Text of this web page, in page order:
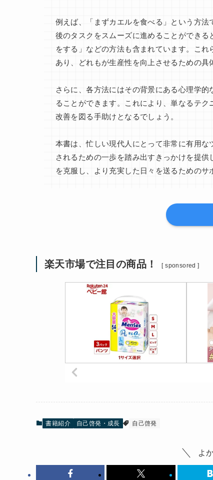
例えば、「まずカエルを食べる」という方
後のタスクをスムーズに進めることができ
をする」などの方法も含まれています。こ
あり、どれもが生産性を向上させるための具
さらに、各方法にはその背景にある心理学
ることができます。これにより、単なるテ
改善を図る手助けとなるでしょう。
本書は、忙しい現代人にとって非常に有用
されるための一歩を踏み出すきっかけを提
を克服し、より充実した日々を送るためのサ
楽天市場で注目の商品！ [ sponsored ]
書籍紹介 自己啓発・成長 自己啓発
よ